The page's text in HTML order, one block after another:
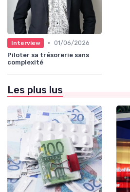
Interview • 01/06/2026
Piloter sa trésorerie sans
complexité
Les plus lus